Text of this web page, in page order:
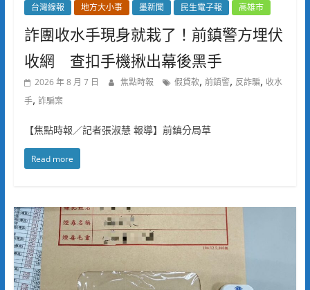
台灣線報 地方大小事 墨新聞 民生電子報 高雄市
詐團收水手現身就栽了！前鎮警方埋伏
收網 查扣手機揪出幕後黑手
2026 年 8 月 7 日 焦點時報 假貸款, 前鎮警, 反詐騙, 收水
手, 詐騙案
【焦點時報／記者張淑慧 報導】前鎮分局草
Read more